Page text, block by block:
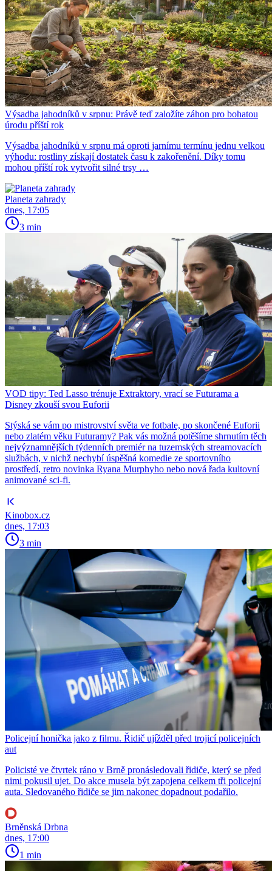
Výsadba jahodníků v srpnu: Právě teď založíte záhon pro bohatou
úrodu příští rok
Výsadba jahodníků v srpnu má oproti jarnímu termínu jednu velkou
výhodu: rostliny získají dostatek času k zakořenění. Díky tomu
mohou příští rok vytvořit silné trsy …
Planeta zahrady
dnes, 17:05
3 min
VOD tipy: Ted Lasso trénuje Extraktory, vrací se Futurama a
Disney zkouší svou Euforii
Stýská se vám po mistrovství světa ve fotbale, po skončené Euforii
nebo zlatém věku Futuramy? Pak vás možná potěšíme shrnutím těch
nejvýznamnějších týdenních premiér na tuzemských streamovacích
službách, v nichž nechybí úspěšná komedie ze sportovního
prostředí, retro novinka Ryana Murphyho nebo nová řada kultovní
animované sci-fi.
Kinobox.cz
dnes, 17:03
3 min
Policejní honička jako z filmu. Řidič ujížděl před trojicí policejních
aut
Policisté ve čtvrtek ráno v Brně pronásledovali řidiče, který se před
nimi pokusil ujet. Do akce musela být zapojena celkem tři policejní
auta. Sledovaného řidiče se jim nakonec dopadnout podařilo.
Brněnská Drbna
dnes, 17:00
1 min